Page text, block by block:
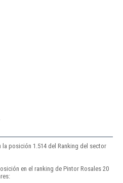
la posición 1.514 del Ranking del sector
en el ranking de Pintor Rosales 20